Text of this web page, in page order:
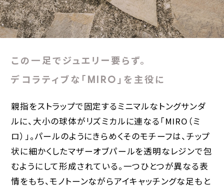
この一足でジュエリー要らず。
デコラティブな「MIRO」を主役に
親指をストラップで固定するミニマルなトングサンダ
ルに、大小の球体がリズミカルに連なる「MIRO（ミ
ロ）」。パールのようにきらめくそのモチーフは、チップ
状に細かくしたマザーオブパールを透明なレジンで包
むようにして形成されている。一つひとつが異なる表
情をもち、モノトーンながらアイキャッチングな足もと